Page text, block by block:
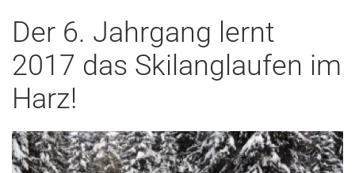
Der 6. Jahrgang lernt
2017 das Skilanglaufen im
Harz!